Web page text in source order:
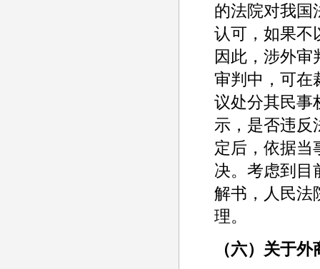
的法院对我国
认可，如果不
因此，涉外审
审判中，可在
议处分其民事
示，是否违反
定后，依据当
决。考虑到目
解书，人民法
理。
（六）关于